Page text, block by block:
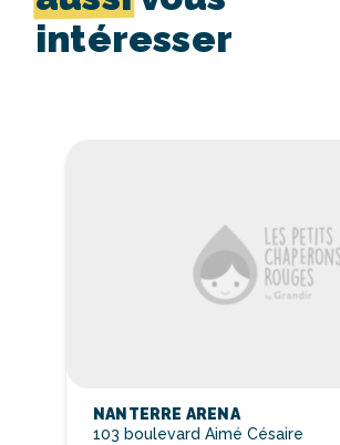
intéresser
NANTERRE ARENA
103 boulevard Aimé Césaire